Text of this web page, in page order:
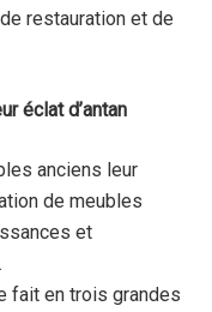
restauration et de
éclat d’antan
anciens leur
de meubles
et
fait en trois grandes